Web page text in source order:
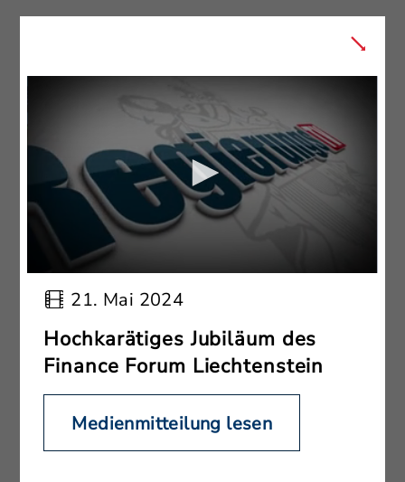
21. Mai 2024
Hochkarätiges Jubiläum des
Finance Forum Liechtenstein
Medienmitteilung lesen